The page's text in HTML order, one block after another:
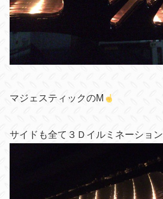
マジェスティックのM
サイドも全て３Ｄイルミネーション